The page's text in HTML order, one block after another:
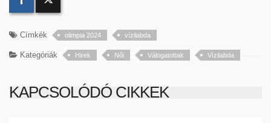
Címkék olimpia 2024 vízilabda
Kategóriák Hirek Női Válogatottak Vízilabda
KAPCSOLÓDÓ CIKKEK